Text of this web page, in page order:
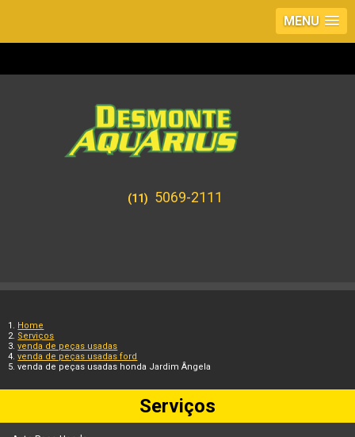
MENU
(11) 5069-2111
Home
Serviços
venda de peças usadas
venda de peças usadas ford
venda de peças usadas honda Jardim Ângela
Serviços